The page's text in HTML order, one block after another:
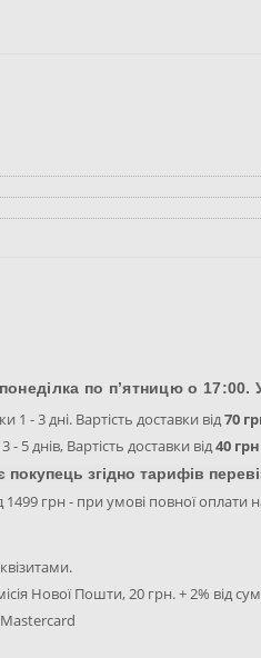
по п’ятницю о 17:00.
1 - 3 дні. Вартість доставки від70
- 5 днів, Вартість доставки від40 грн
згідно тарифів
1499 грн - при умові повної оплати
Нової Пошти, 20 грн. + 2% від